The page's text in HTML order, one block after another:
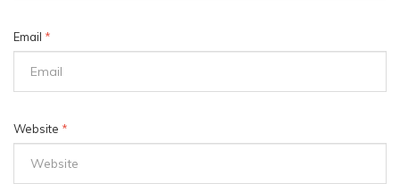
Email *
Website *